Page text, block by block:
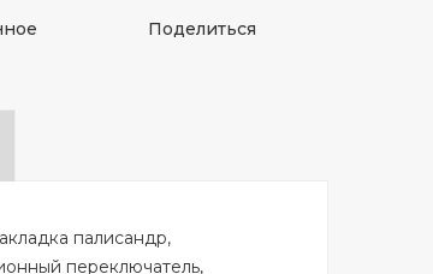
Поделиться
палисандр,
переключатель,